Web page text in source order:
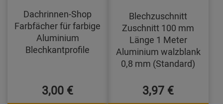
Dachrinnen-Shop
Farbfächer für farbige
Aluminium
Blechkantprofile
3,00 €
Blechzuschnitt
Zuschnitt 100 mm
Länge 1 Meter
Aluminium walzblank
0,8 mm (Standard)
3,97 €